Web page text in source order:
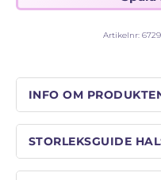
Artikelnr:
INFO OM
STORLEKSGUIDE